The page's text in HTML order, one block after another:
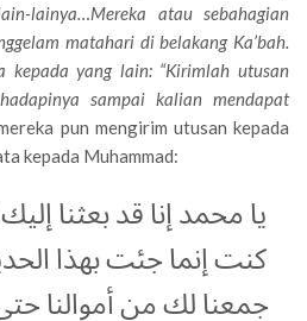
lainya…Mereka atau sebahagian
matahari di belakang Ka’bah.
kepada yang lain: “Kirimlah utusan
sampai kalian mendapat
pun mengirim utusan kepada
kepada Muhammad:
يا محمد إنا قد بعثنا
كنت إنما جئت بهذا
جمعنا لك من أموالنا حتى